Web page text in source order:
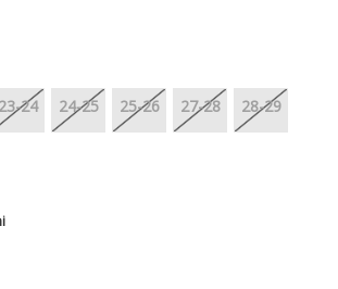
23-24 24-25 25-26 27-28 28-29